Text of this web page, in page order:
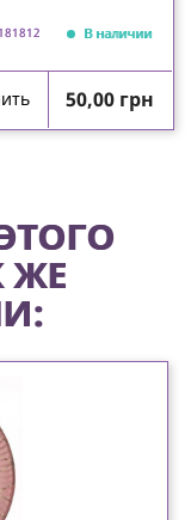
В наличии
Цена
50,00 грн
ЖЕ